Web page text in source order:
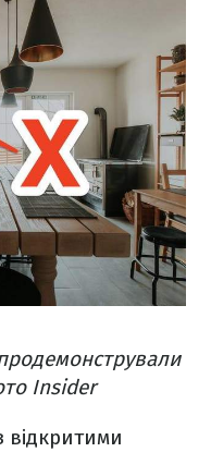
продемонстрували
Insider
відкритими